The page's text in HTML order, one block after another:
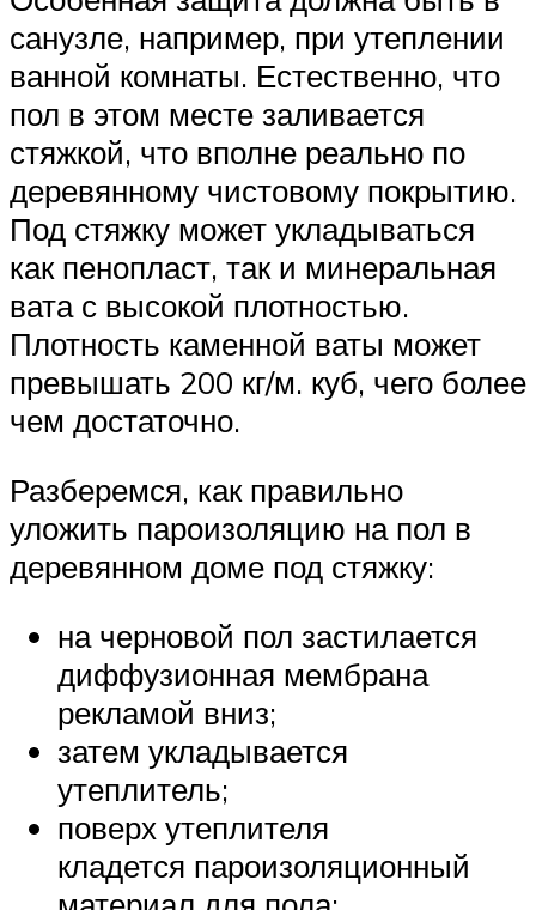
санузле, например, при утеплении
ванной комнаты. Естественно, что
пол в этом месте заливается
стяжкой, что вполне реально по
деревянному чистовому покрытию.
Под стяжку может укладываться
как пенопласт, так и минеральная
вата с высокой плотностью.
Плотность каменной ваты может
превышать 200 кг/м. куб, чего более
чем достаточно.
Разберемся, как правильно
уложить пароизоляцию на пол в
деревянном доме под стяжку:
на черновой пол застилается
диффузионная мембрана
рекламой вниз;
затем укладывается
утеплитель;
поверх утеплителя
кладется пароизоляционный